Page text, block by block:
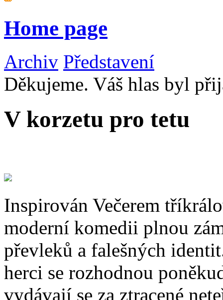
Home page
Archiv Představení
Děkujeme. Váš hlas byl
V korzetu pro tetu
Inspirován Večerem
moderní komedii plnou
převleků a falešných
herci se rozhodnou
vydávají se za ztracené